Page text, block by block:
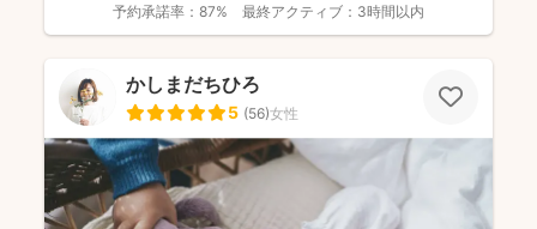
予約承諾率： 87% 最終アクティブ： 3時間以内
かしまだちひろ
5 (56)女性